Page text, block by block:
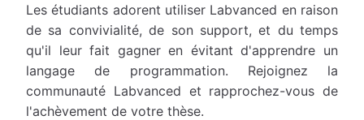
Les étudiants adorent utiliser Labvanced en raison
de sa convivialité, de son support, et du temps
qu'il leur fait gagner en évitant d'apprendre un
langage de programmation. Rejoignez la
communauté Labvanced et rapprochez-vous de
l'achèvement de votre thèse.